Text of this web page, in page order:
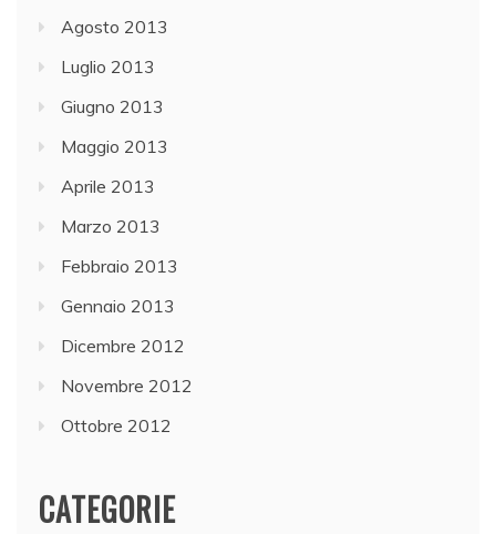
Agosto 2013
Luglio 2013
Giugno 2013
Maggio 2013
Aprile 2013
Marzo 2013
Febbraio 2013
Gennaio 2013
Dicembre 2012
Novembre 2012
Ottobre 2012
CATEGORIE